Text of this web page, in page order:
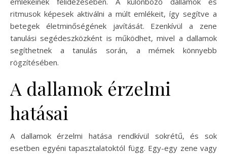
ritmusok képesek aktiválni a múlt emlékeit, így segítve a
betegek életminőségének javítását. Ezenkívül a zene
tanulási segédeszközként is működhet, mivel a dallamok
segíthetnek a tanulás során, a mémek könnyebb
rögzítésében.
A dallamok érzelmi
hatásai
A dallamok érzelmi hatása rendkívül sokrétű, és sok
esetben egyéni tapasztalatoktól függ. Egy-egy zene vagy